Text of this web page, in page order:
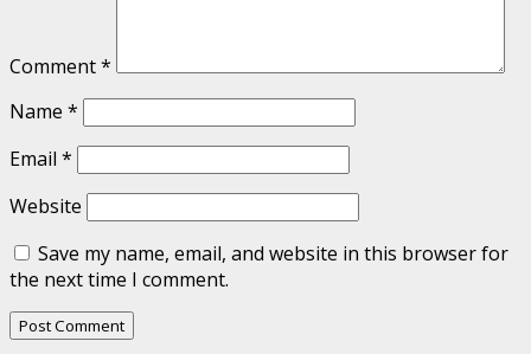
Comment*
Name *
Email *
Website
Save my name, email, and website in this browser for
the next time I comment.